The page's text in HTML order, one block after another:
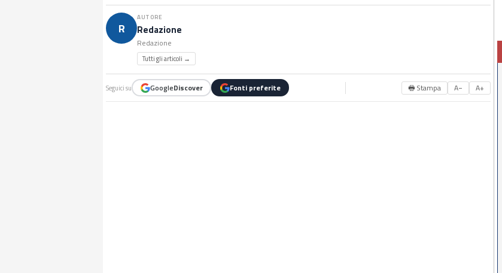
R
AUTORE
Redazione
Redazione
Tutti gli articoli →
Seguici su GoogleDiscover Fonti preferite 🖶 Stampa A− A+